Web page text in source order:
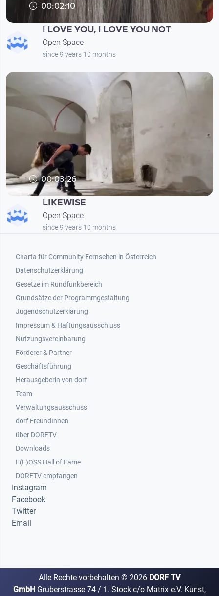
00:02:10
I LOVE YOU, I LOVE YOU NOT
Open Space
since 9 years 10 months
00:03:26
LIKEWISE
Open Space
since 9 years 10 months
Footer 1
Charta für Community Fernsehen in Österreich
Datenschutzerklärung
Gesetze im Rundfunkbereich
Grundsätze der Programmgestaltung
Jugendschutzerklärung
Impressum & Haftungsausschluss
Nutzungsvereinbarung
Footer 2
Förderer & Partner
Geschäftsführung
Herausgeberin von dorf
Team
Verwaltungsausschuss
dorf FreundInnen
Footer 3
über DORFTV
Downloads
F(L)OSS Hall of Fame
Footer 4
DORFTV empfangen
Instagram
Facebook
Twitter
Email
Alle Rechte vorbehalten © 2026 DORF TV
GmbH Gruberstrasse 74 / 1. Stock c/o Matrix e.V. Kunst,